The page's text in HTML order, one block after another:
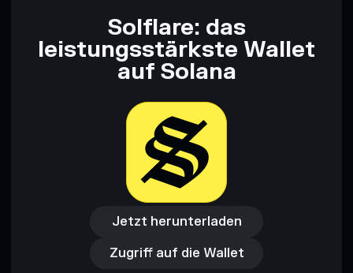
Solflare: das
leistungsstärkste Wallet
auf Solana
Jetzt herunterladen
Jetzt herunterladen
Zugriff auf die Wallet
Zugriff auf die Wallet